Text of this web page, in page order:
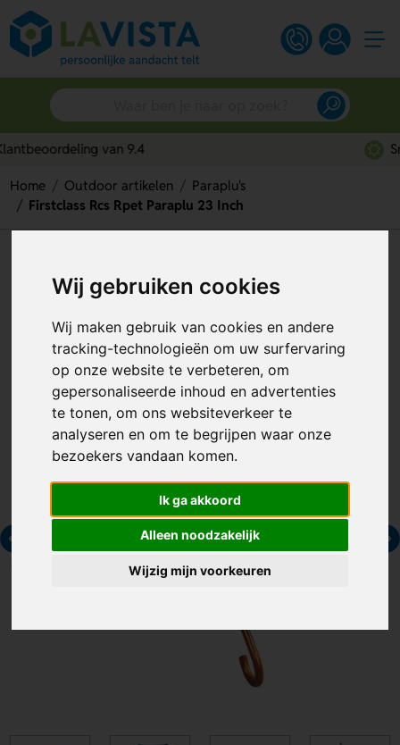
Wij gebruiken cookies
Wij maken gebruik van cookies en andere
tracking-technologieën om uw surfervaring
op onze website te verbeteren, om
gepersonaliseerde inhoud en advertenties
te tonen, om ons websiteverkeer te
analyseren en om te begrijpen waar onze
bezoekers vandaan komen.
Ik ga akkoord
Alleen noodzakelijk
Wijzig mijn voorkeuren
Snelle persoonlijke service
Home Outdoor artikelen
Paraplu's
Firstclass Rcs Rpet Paraplu 23 Inch
Inch
Artikelnummer: 330950